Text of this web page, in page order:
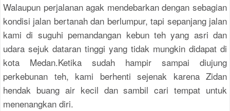
Walaupun perjalanan agak mendebarkan dengan sebagian
kondisi jalan bertanah dan berlumpur, tapi sepanjang jalan
kami di suguhi pemandangan kebun teh yang asri dan
udara sejuk dataran tinggi yang tidak mungkin didapat di
kota Medan.Ketika sudah hampir sampai diujung
perkebunan teh, kami berhenti sejenak karena Zidan
hendak buang air kecil dan sambil cari tempat untuk
menenangkan diri.